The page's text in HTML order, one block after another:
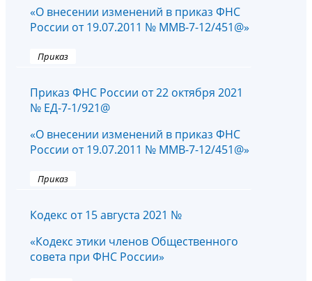
«О внесении изменений в приказ ФНС
России от 19.07.2011 № ММВ-7-12/451@»
Приказ
Приказ ФНС России от 22 октября 2021
№ ЕД-7-1/921@
«О внесении изменений в приказ ФНС
России от 19.07.2011 № ММВ-7-12/451@»
Приказ
Кодекс от 15 августа 2021 №
«Кодекс этики членов Общественного
совета при ФНС России»